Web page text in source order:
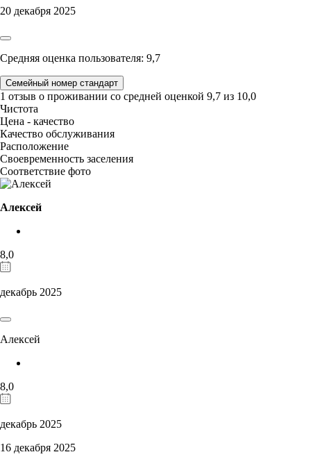
20 декабря 2025
Средняя оценка пользователя: 9,7
Семейный номер стандарт
1 отзыв о проживании со средней оценкой 9,7 из 10,0
Чистота
Цена - качество
Качество обслуживания
Расположение
Своевременность заселения
Соответствие фото
Алексей
8,0
декабрь 2025
Алексей
8,0
декабрь 2025
16 декабря 2025